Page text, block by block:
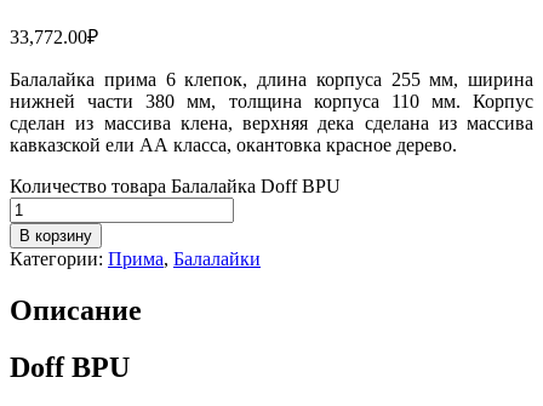
33,772.00₽
Балалайка прима 6 клепок, длина корпуса 255 мм, ширина
нижней части 380 мм, толщина корпуса 110 мм. Корпус
сделан из массива клена, верхняя дека сделана из массива
кавказской ели АА класса, окантовка красное дерево.
Количество товара Балалайка Doff BPU
В корзину
Категории: Прима, Балалайки
Описание
Doff BPU